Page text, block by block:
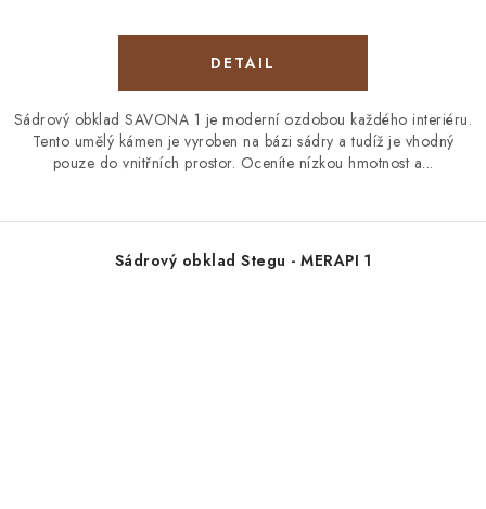
Sádrový obklad SAVONA 1 je moderní ozdobou každého interiéru.
Tento umělý kámen je vyroben na bázi sádry a tudíž je vhodný
pouze do vnitřních prostor. Oceníte nízkou hmotnost a...
Sádrový obklad Stegu - MERAPI 1